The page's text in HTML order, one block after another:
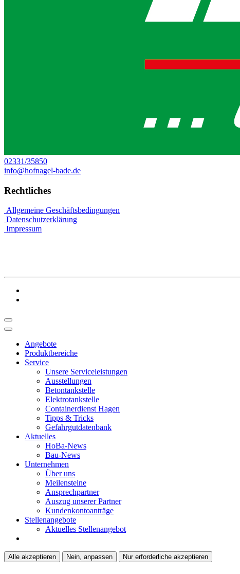
02331/35850
info@hofnagel-bade.de
Rechtliches
Allgemeine Geschäftsbedingungen
Datenschutzerklärung
Impressum
Angebote
Produktbereiche
Service
Unsere Serviceleistungen
Ausstellungen
Betontankstelle
Elektrotankstelle
Containerdienst Hagen
Tipps & Tricks
Gefahrgutdatenbank
Aktuelles
HoBa-News
Bau-News
Unternehmen
Über uns
Meilensteine
Ansprechpartner
Auszug unserer Partner
Kundenkontoanträge
Stellenangebote
Aktuelles Stellenangebot
Alle akzeptieren Nein, anpassen Nur erforderliche akzeptieren